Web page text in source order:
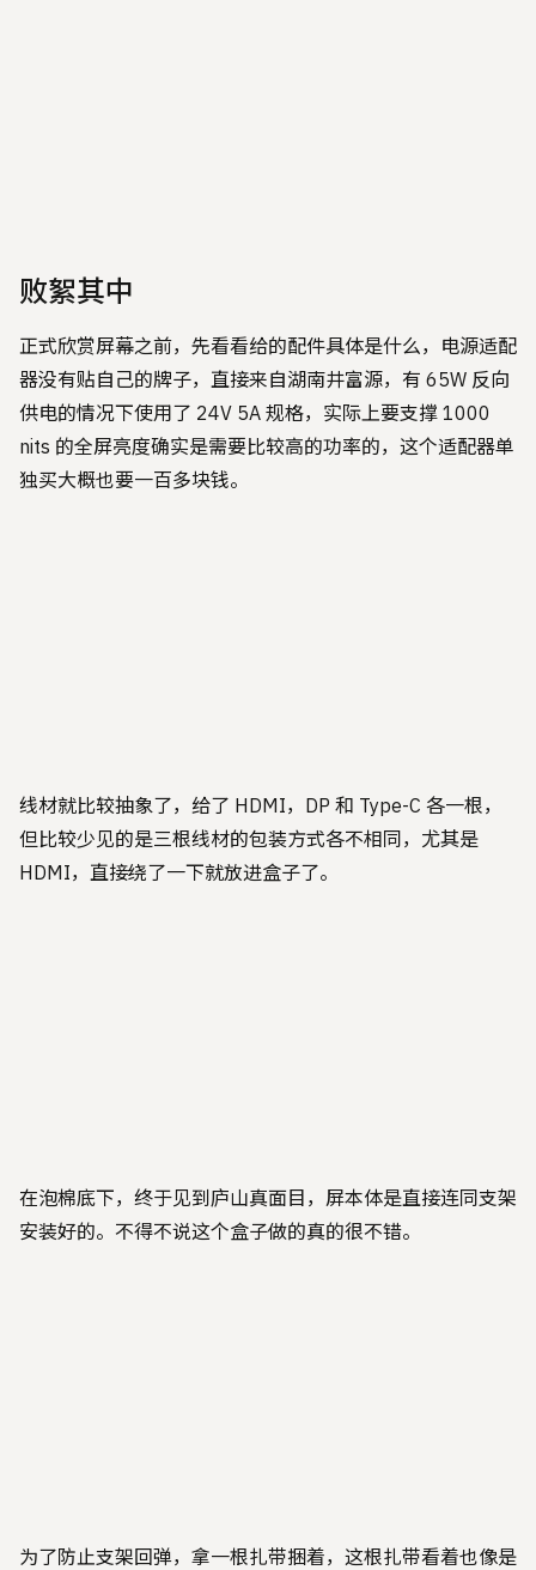
败絮其中
正式欣赏屏幕之前，先看看给的配件具体是什么，电源适配
器没有贴自己的牌子，直接来自湖南井富源，有 65W 反向
供电的情况下使用了 24V 5A 规格，实际上要支撑 1000
nits 的全屏亮度确实是需要比较高的功率的，这个适配器单
独买大概也要一百多块钱。
线材就比较抽象了，给了 HDMI，DP 和 Type-C 各一根，
但比较少见的是三根线材的包装方式各不相同，尤其是
HDMI，直接绕了一下就放进盒子了。
在泡棉底下，终于见到庐山真面目，屏本体是直接连同支架
安装好的。不得不说这个盒子做的真的很不错。
为了防止支架回弹，拿一根扎带捆着，这根扎带看着也像是